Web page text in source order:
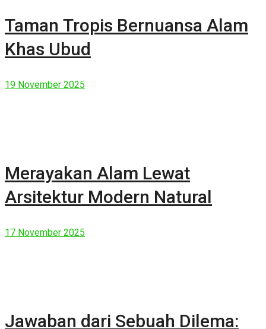
Taman Tropis Bernuansa Alam
Khas Ubud
19 November 2025
Merayakan Alam Lewat
Arsitektur Modern Natural
17 November 2025
Jawaban dari Sebuah Dilema: